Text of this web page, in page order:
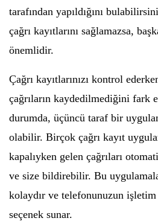
tarafından yapıldığını
çağrı kayıtlarını sağlamazsa,
önemlidir.
Çağrı kayıtlarınızı kontrol
çağrıların kaydedilmediğini fark
durumda, üçüncü taraf bir
olabilir. Birçok çağrı kayıt
kapalıyken gelen çağrıları
ve size bildirebilir. Bu
kolaydır ve telefonunuzun
seçenek sunar.